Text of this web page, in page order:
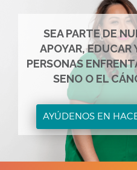
SEA PARTE DE
APOYAR, EDUCAR
PERSONAS
SENO O EL
AYÚDENOS EN